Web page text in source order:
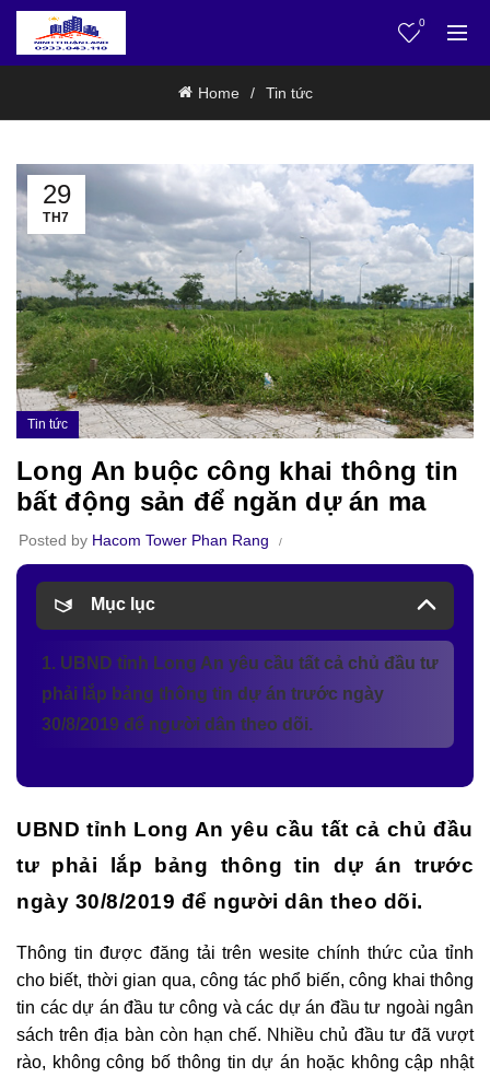
0
Home Tin tức
29
TH7
Tin tức
Long An buộc công khai thông tin
bất động sản để ngăn dự án ma
Posted by Hacom Tower Phan Rang
Mục lục
1. UBND tỉnh Long An yêu cầu tất cả chủ đầu tư
phải lắp bảng thông tin dự án trước ngày
30/8/2019 để người dân theo dõi.
UBND tỉnh Long An yêu cầu tất cả chủ đầu
tư phải lắp bảng thông tin dự án trước
ngày 30/8/2019 để người dân theo dõi.
Thông tin được đăng tải trên wesite chính thức của tỉnh
cho biết, thời gian qua, công tác phổ biến, công khai thông
tin các dự án đầu tư công và các dự án đầu tư ngoài ngân
sách trên địa bàn còn hạn chế. Nhiều chủ đầu tư đã vượt
rào, không công bố thông tin dự án hoặc không cập nhật